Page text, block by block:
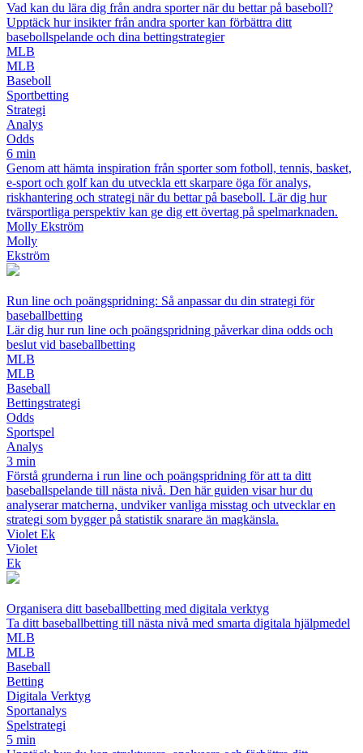
Vad kan du lära dig från andra sporter när du bettar på baseboll?
Upptäck hur insikter från andra sporter kan förbättra ditt
basebollspelande och dina bettingstrategier
MLB
MLB
Baseboll
Sportbetting
Strategi
Analys
Odds
6 min
Genom att hämta inspiration från sporter som fotboll, tennis, basket,
e-sport och golf kan du utveckla ett skarpare öga för analys,
riskhantering och strategi när du bettar på baseboll. Lär dig hur
tvärsportliga perspektiv kan ge dig ett övertag på spelmarknaden.
Molly Ekström
Molly
Ekström
Run line och poängspridning: Så anpassar du din strategi för
baseballbetting
Lär dig hur run line och poängspridning påverkar dina odds och
beslut vid baseballbetting
MLB
MLB
Baseball
Bettingstrategi
Odds
Sportspel
Analys
3 min
Förstå grunderna i run line och poängspridning för att ta ditt
baseballspelande till nästa nivå. Den här guiden visar hur du
analyserar matcherna, undviker vanliga misstag och utvecklar en
strategi som bygger på statistik snarare än magkänsla.
Violet Ek
Violet
Ek
Organisera ditt baseballbetting med digitala verktyg
Ta ditt baseballbetting till nästa nivå med smarta digitala hjälpmedel
MLB
MLB
Baseball
Betting
Digitala Verktyg
Sportanalys
Spelstrategi
5 min